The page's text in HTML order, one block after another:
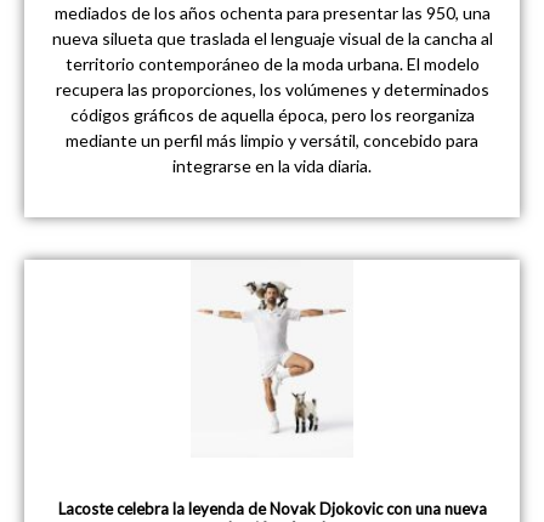
mediados de los años ochenta para presentar las 950, una
nueva silueta que traslada el lenguaje visual de la cancha al
territorio contemporáneo de la moda urbana. El modelo
recupera las proporciones, los volúmenes y determinados
códigos gráficos de aquella época, pero los reorganiza
mediante un perfil más limpio y versátil, concebido para
integrarse en la vida diaria.
Lacoste celebra la leyenda de Novak Djokovic con una nueva